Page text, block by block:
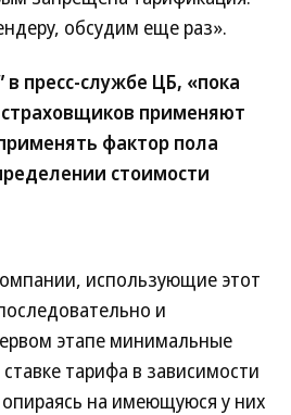
обсудим еще раз».
в пресс-службе ЦБ, «пока
страховщиков применяют
фактор пола
стоимости
использующие этот
и
этапе минимальные
тарифа в зависимости
на имеющуюся у них